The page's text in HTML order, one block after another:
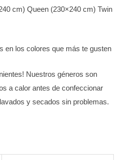
cm) Queen (230×240 cm) Twin
en los colores que más te gusten
Nuestros géneros son
a calor antes de confeccionar
y secados sin problemas.